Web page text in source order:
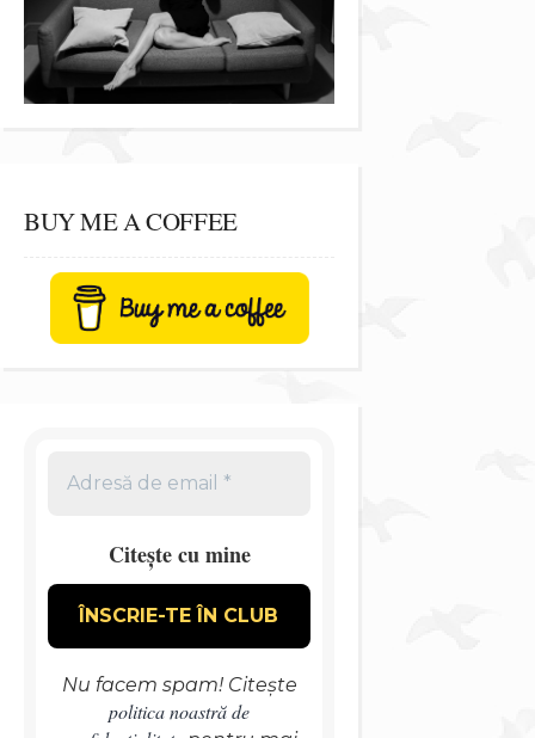
BUY ME A COFFEE
Citește cu mine
Nu facem spam! Citește
politica noastră de